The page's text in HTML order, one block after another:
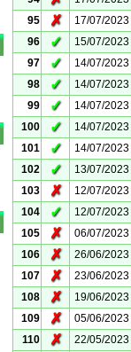
95
✗ 17/07/2023
96
✓ 15/07/2023
97
✓ 14/07/2023
98
✓ 14/07/2023
99
✓ 14/07/2023
100
✓ 14/07/2023
101
✓ 14/07/2023
102
✓ 13/07/2023
103
✗ 12/07/2023
104
✓ 12/07/2023
105
✗ 06/07/2023
106
✗ 26/06/2023
107
✗ 23/06/2023
108
✗ 19/06/2023
109
✗ 05/06/2023
110
✗ 22/05/2023